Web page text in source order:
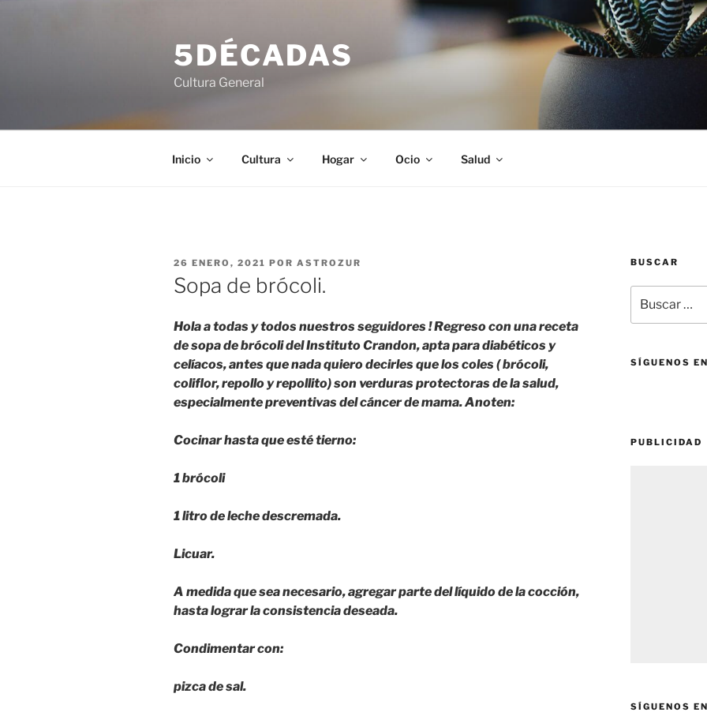
5DÉCADAS
Cultura General
Inicio Cultura Hogar Ocio Salud
PUBLICADO
EL
26 ENERO, 2021 POR ASTROZUR
Sopa de brócoli.
Hola a todas y todos nuestros seguidores ! Regreso con una receta
de sopa de brócoli del Instituto Crandon, apta para diabéticos y
celíacos, antes que nada quiero decirles que los coles ( brócoli,
coliflor, repollo y repollito) son verduras protectoras de la salud,
especialmente preventivas del cáncer de mama. Anoten:
Cocinar hasta que esté tierno:
1 brócoli
1 litro de leche descremada.
Licuar.
A medida que sea necesario, agregar parte del líquido de la cocción,
hasta lograr la consistencia deseada.
Condimentar con:
pizca de sal.
BUSCAR
por:
SÍGUENOS
PUBLICIDAD
SÍGUENOS